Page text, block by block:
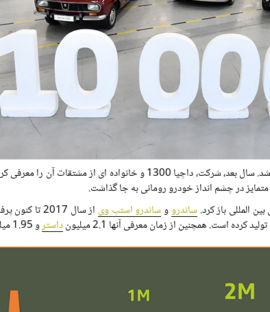
اولین وسیله نقلیه ای که این برند تا به حال ساخته بود داچیا 1100 بود که تولید آن در آگوست 1968 آغاز
ساندرووساندرو استپ وی
از سال 2017
داسترو 1.95 میلیون لوگان ساخته شده است.